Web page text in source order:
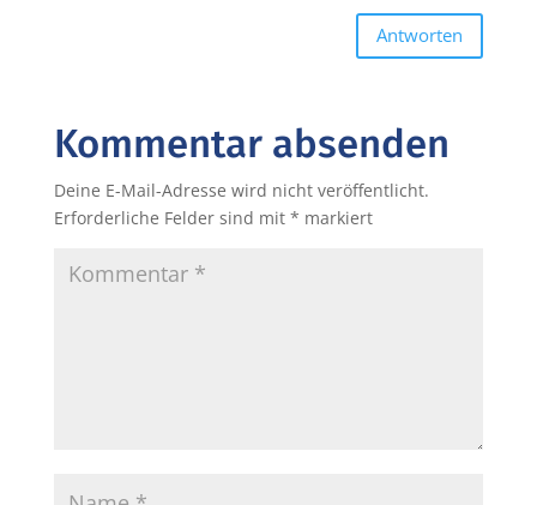
Antworten
Kommentar absenden
Deine E-Mail-Adresse wird nicht veröffentlicht.
Erforderliche Felder sind mit * markiert